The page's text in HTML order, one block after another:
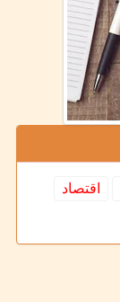
اقتصاد